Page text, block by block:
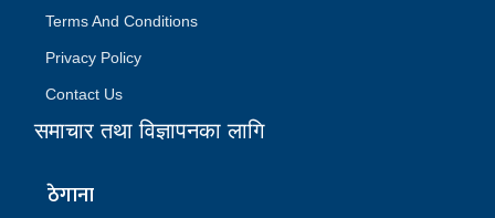
Terms And Conditions
Privacy Policy
Contact Us
समाचार तथा विज्ञापनका लागि
ठेगाना